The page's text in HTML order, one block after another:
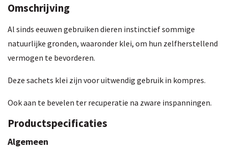
Omschrijving
Al sinds eeuwen gebruiken dieren instinctief sommige
natuurlijke gronden, waaronder klei, om hun zelfherstellend
vermogen te bevorderen.
Deze sachets klei zijn voor uitwendig gebruik in kompres.
Ook aan te bevelen ter recuperatie na zware inspanningen.
Productspecificaties
Algemeen